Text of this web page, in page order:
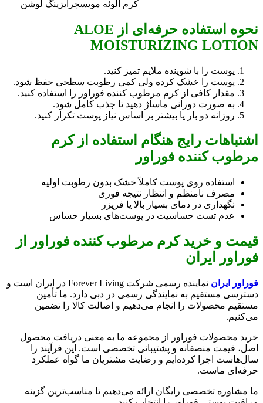
کرم آلوئه مویسچرایزینگ لوشن
نحوه استفاده حرفه‌ای از ALOE
MOISTURIZING LOTION
پوست را با شوینده ملایم تمیز کنید.
پوست را خشک کرده ولی کمی رطوبت سطحی حفظ شود.
مقدار کافی از کرم مرطوب کننده فوراور را استفاده کنید.
به صورت دورانی ماساژ دهید تا جذب کامل شود.
روزانه دو بار یا بیشتر بر اساس نیاز پوست تکرار کنید.
اشتباهات رایج هنگام استفاده از کرم
مرطوب کننده فوراور
استفاده روی پوست کاملاً خشک بدون رطوبت اولیه
مصرف نامنظم و انتظار نتیجه فوری
نگهداری در دمای بسیار بالا یا فریزر
عدم تست حساسیت در پوست‌های بسیار حساس
قیمت و خرید کرم مرطوب کننده فوراور از
فوراور ایران
فوراور ایران
نماینده رسمی شرکت Forever Living در ایران است و
دسترسی مستقیم به نمایندگی رسمی در دبی دارد. ما تأمین
مستقیم محصولات را انجام می‌دهیم و اصالت کالا را تضمین
می‌کنیم.
خرید محصولات فوراور از مجموعه ما به معنی دریافت محصول
اصل، قیمت منصفانه و پشتیبانی تخصصی است. این فرآیند را
سال‌هاست اجرا کرده‌ایم و رضایت مشتریان ما گواه عملکرد
حرفه‌ای ماست.
ما مشاوره تخصصی رایگان ارائه می‌دهیم تا مناسب‌ترین گزینه